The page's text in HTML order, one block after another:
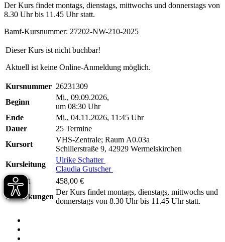
Der Kurs findet montags, dienstags, mittwochs und donnerstags von
8.30 Uhr bis 11.45 Uhr statt.
Bamf-Kursnummer: 27202-NW-210-2025
Dieser Kurs ist nicht buchbar!
Aktuell ist keine Online-Anmeldung möglich.
Kursnummer 26231309
Beginn
Mi., 09.09.2026,
um 08:30 Uhr
Ende
Mi., 04.11.2026, 11:45 Uhr
Dauer
25 Termine
Kursort
VHS-Zentrale; Raum A0.03a
Schillerstraße 9, 42929 Wermelskirchen
Kursleitung
Ulrike Schatter
Claudia Gutscher
Entgelt
458,00 €
Bemerkungen
Der Kurs findet montags, dienstags, mittwochs und
donnerstags von 8.30 Uhr bis 11.45 Uhr statt.